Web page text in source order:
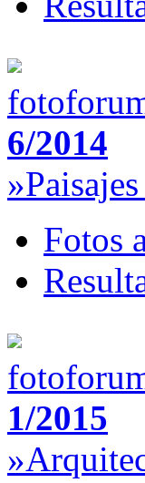
6/2014
Fotos
1/2015